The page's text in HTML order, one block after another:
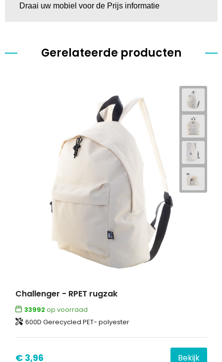
Draai uw mobiel voor de Prijs informatie
Gerelateerde producten
Challenger - RPET rugzak
33992 op voorraad
600D Gerecycled PET- polyester
€ 3,96 Bekijk